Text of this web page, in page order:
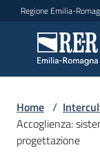
Vai al contenuto
Vai alla navigazione
Vai al footer
Regione Emilia-
Argomenti
Home /
Accoglienza:
progettazione